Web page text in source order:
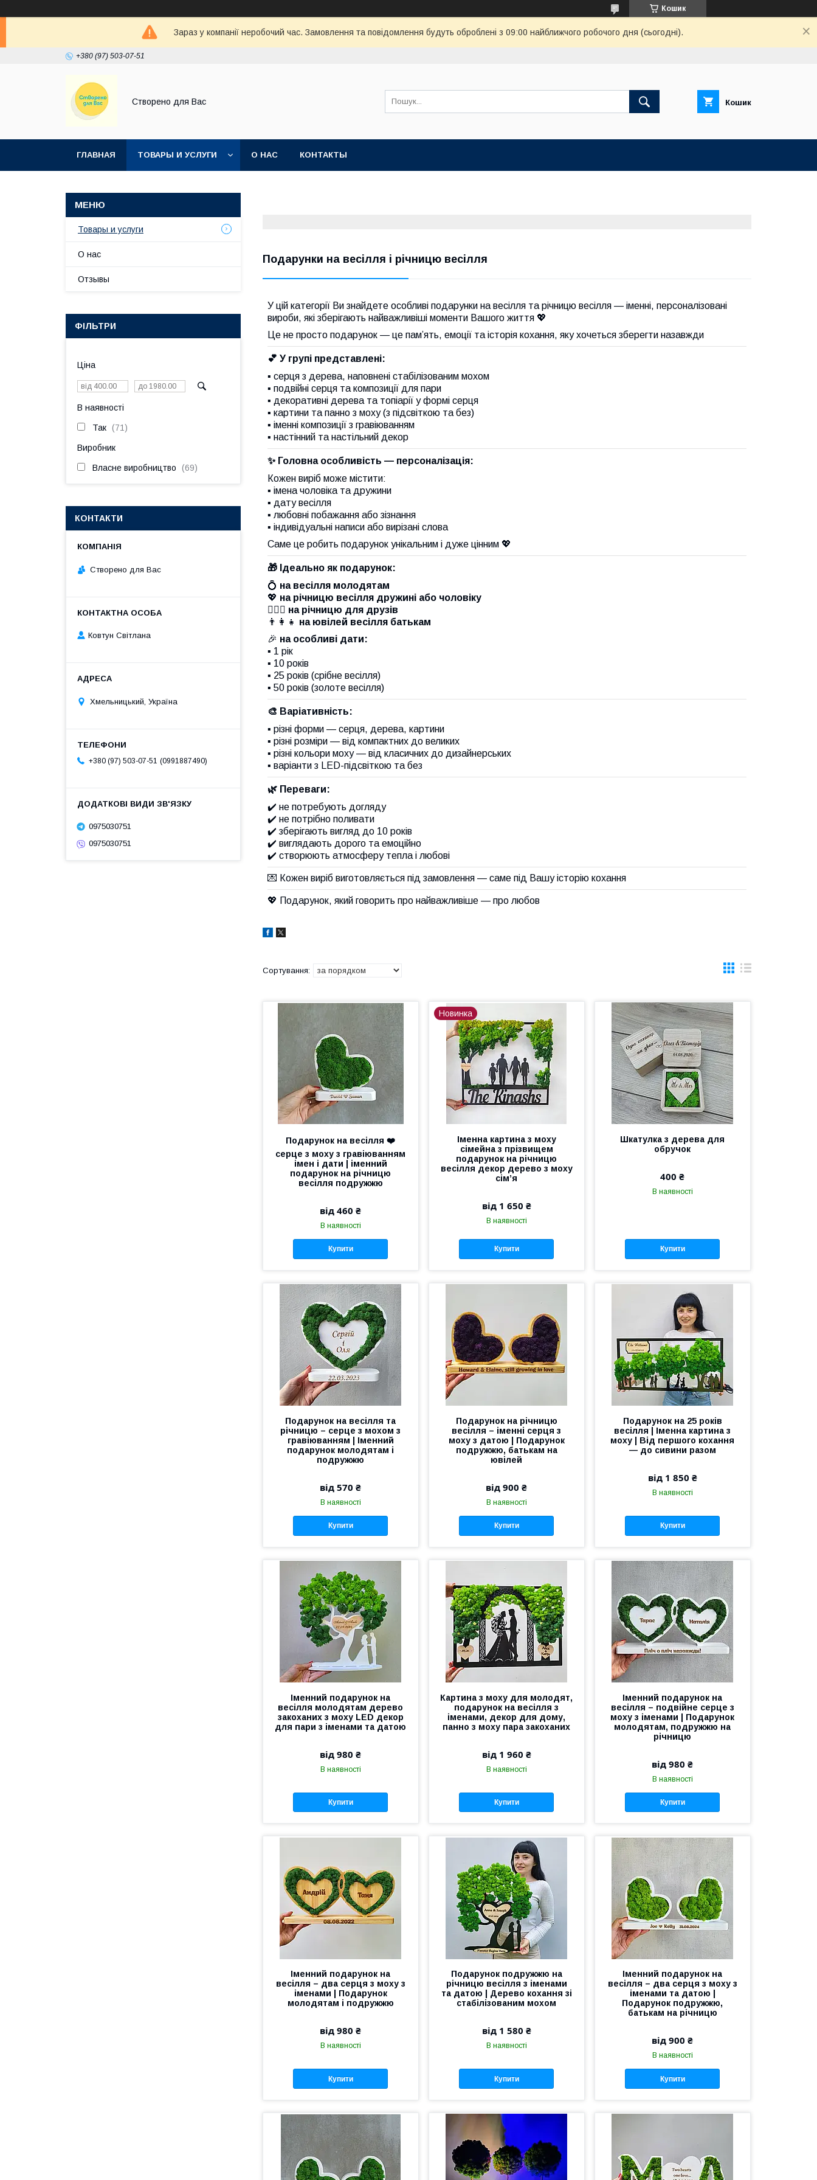
Кошик
Зараз у компанії неробочий час. Замовлення та повідомлення будуть оброблені з 09:00 найближчого робочого дня (сьогодні).
+380 (97) 503-07-51
Створено для Вас Кошик
ГЛАВНАЯ ТОВАРЫ И УСЛУГИ О НАС КОНТАКТЫ
Подарунки на весілля і річницю весілля
У цій категорії Ви знайдете особливі подарунки на весілля та річницю весілля — іменні, персоналізовані
вироби, які зберігають найважливіші моменти Вашого життя 💖
Це не просто подарунок — це пам’ять, емоції та історія кохання, яку хочеться зберегти назавжди
💕 У групі представлені:
▪️ серця з дерева, наповнені стабілізованим мохом
▪️ подвійні серця та композиції для пари
▪️ декоративні дерева та топіарії у формі серця
▪️ картини та панно з моху (з підсвіткою та без)
▪️ іменні композиції з гравіюванням
▪️ настінний та настільний декор
✨ Головна особливість — персоналізація:
Кожен виріб може містити:
▪️ імена чоловіка та дружини
▪️ дату весілля
▪️ любовні побажання або зізнання
▪️ індивідуальні написи або вирізані слова
Саме це робить подарунок унікальним і дуже цінним 💖
🎁 Ідеально як подарунок:
💍 на весілля молодятам
💖 на річницю весілля дружині або чоловіку
👩‍❤️‍👨 на річницю для друзів
👨‍👩‍👧 на ювілей весілля батькам
🎉 на особливі дати:
▪️ 1 рік
▪️ 10 років
▪️ 25 років (срібне весілля)
▪️ 50 років (золоте весілля)
🎨 Варіативність:
▪️ різні форми — серця, дерева, картини
▪️ різні розміри — від компактних до великих
▪️ різні кольори моху — від класичних до дизайнерських
▪️ варіанти з LED-підсвіткою та без
🌿 Переваги:
✔️ не потребують догляду
✔️ не потрібно поливати
✔️ зберігають вигляд до 10 років
✔️ виглядають дорого та емоційно
✔️ створюють атмосферу тепла і любові
💌 Кожен виріб виготовляється під замовлення — саме під Вашу історію кохання
💖 Подарунок, який говорить про найважливіше — про любов
Подарунок на весілля ❤️
серце з моху з гравіюванням
імен і дати | іменний
подарунок на річницю
весілля подружжю
від 460 ₴
В наявності
Купити
Новинка
Іменна картина з моху
сімейна з прізвищем
подарунок на річницю
весілля декор дерево з моху
сім’я
від 1 650 ₴
В наявності
Купити
Шкатулка з дерева для
обручок
400 ₴
В наявності
Купити
Подарунок на весілля та
річницю – серце з мохом з
гравіюванням | Іменний
подарунок молодятам і
подружжю
від 570 ₴
В наявності
Купити
Подарунок на річницю
весілля – іменні серця з
моху з датою | Подарунок
подружжю, батькам на
ювілей
від 900 ₴
В наявності
Купити
Подарунок на 25 років
весілля | Іменна картина з
моху | Від першого кохання
— до сивини разом
від 1 850 ₴
В наявності
Купити
Іменний подарунок на
весілля молодятам дерево
закоханих з моху LED декор
для пари з іменами та датою
від 980 ₴
В наявності
Купити
Картина з моху для молодят,
подарунок на весілля з
іменами, декор для дому,
панно з моху пара закоханих
від 1 960 ₴
В наявності
Купити
Іменний подарунок на
весілля – подвійне серце з
моху з іменами | Подарунок
молодятам, подружжю на
річницю
від 980 ₴
В наявності
Купити
Іменний подарунок на
весілля – два серця з моху з
іменами | Подарунок
молодятам і подружжю
від 980 ₴
В наявності
Купити
Подарунок подружжю на
річницю весілля з іменами
та датою | Дерево кохання зі
стабілізованим мохом
від 1 580 ₴
В наявності
Купити
Іменний подарунок на
весілля – два серця з моху з
іменами та датою |
Подарунок подружжю,
батькам на річницю
від 900 ₴
В наявності
Купити
Товары и услуги
О нас
Отзывы
ФІЛЬТРИ
Ціна
В наявності
Так 71
Виробник
Власне виробництво 69
КОНТАКТИ
Створено для Вас
Ковтун Світлана
Хмельницький, Україна
+380 (97) 503-07-51 0991887490
0975030751
0975030751